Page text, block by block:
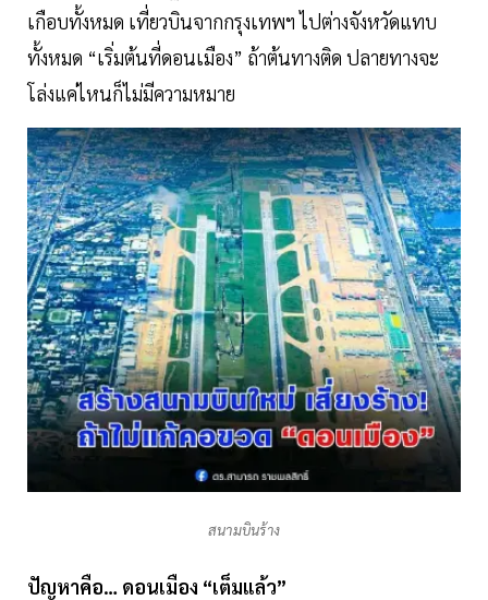
เกือบทั้งหมด เที่ยวบินจากกรุงเทพฯ ไปต่างจังหวัดแทบ
ทั้งหมด “เริ่มต้นที่ดอนเมือง” ถ้าต้นทางติด ปลายทางจะ
โล่งแค่ไหนก็ไม่มีความหมาย
สนามบินร้าง
ปัญหาคือ… ดอนเมือง “เต็มแล้ว”